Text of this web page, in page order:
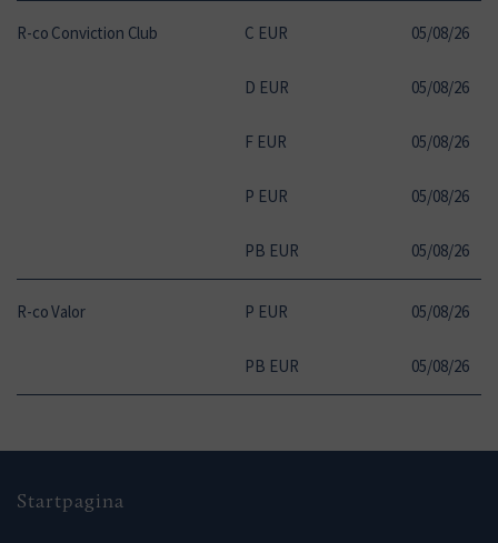
R-co Conviction Club C EUR 05/08/26
D EUR 05/08/26
F EUR 05/08/26
P EUR 05/08/26
PB EUR 05/08/26
R-co Valor P EUR 05/08/26
PB EUR 05/08/26
Startpagina